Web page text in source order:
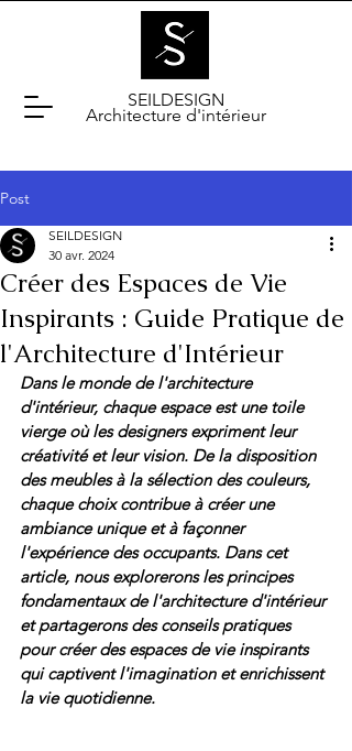
Architecture d'intérieur
SEILDESIGN
Post
Créer des Espaces de Vie
Inspirants : Guide Pratique de
l'Architecture d'Intérieur
SEILDESIGN
30 avr. 2024
Dans le monde de l'architecture
d'intérieur, chaque espace est une toile
vierge où les designers expriment leur
créativité et leur vision. De la disposition
des meubles à la sélection des couleurs,
chaque choix contribue à créer une
ambiance unique et à façonner
l'expérience des occupants. Dans cet
article, nous explorerons les principes
fondamentaux de l'architecture d'intérieur
et partagerons des conseils pratiques
pour créer des espaces de vie inspirants
qui captivent l'imagination et enrichissent
la vie quotidienne.